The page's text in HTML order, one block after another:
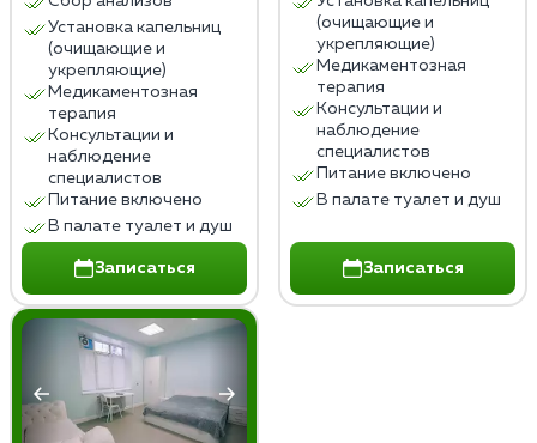
Установка капельниц
(очищающие и
укрепляющие)
Медикаментозная
терапия
Консультации и
наблюдение
специалистов
Питание включено
В палате туалет и душ
Записаться
(очищающие и
укрепляющие)
Медикаментозная
терапия
Консультации и
наблюдение
специалистов
Питание включено
В палате туалет и душ
Записаться